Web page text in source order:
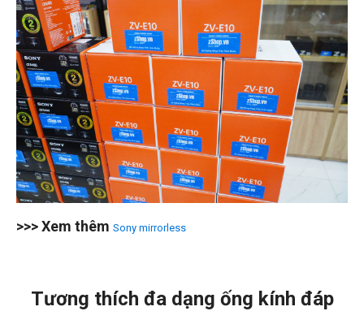
>>> Xem thêm Sony mirrorless
Tương thích đa dạng ống kính đáp